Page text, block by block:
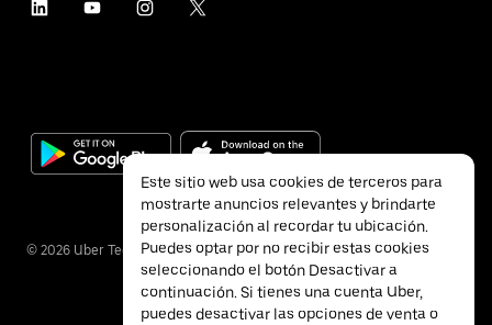
© 2026 Uber Technologies Inc.
Este sitio web usa cookies de terceros para
mostrarte anuncios relevantes y brindarte
personalización al recordar tu ubicación.
Puedes optar por no recibir estas cookies
seleccionando el botón Desactivar a
continuación. Si tienes una cuenta Uber,
puedes desactivar las opciones de venta o